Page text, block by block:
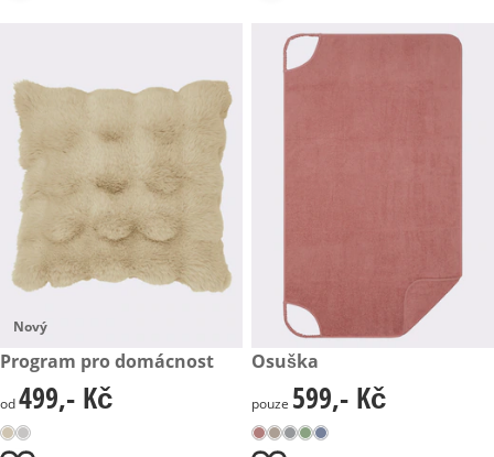
Nový
499,- Kč
Program pro domácnost
499,- Kč
od499,- Kč
599,- Kč
Osuška
599,- Kč
pouze 599,- Kč